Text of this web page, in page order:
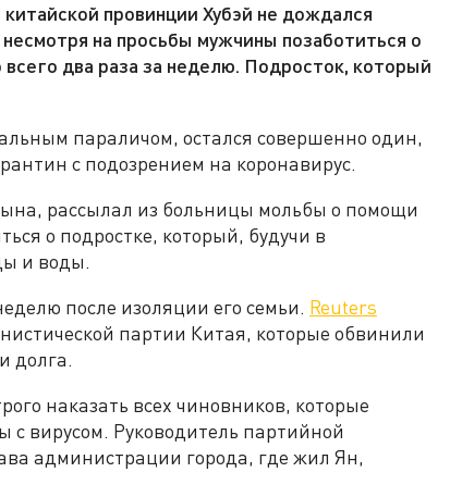
провинции Хубэй не дождался
на просьбы мужчины позаботиться о
два раза за неделю. Подросток, который
параличом, остался совершенно один,
с подозрением на коронавирус.
рассылал из больницы мольбы о помощи
о подростке, который, будучи в
и воды.
после изоляции его семьи. Reuters
партии Китая, которые обвинили
долга.
наказать всех чиновников, которые
с вирусом. Руководитель партийной
администрации города, где жил Ян,